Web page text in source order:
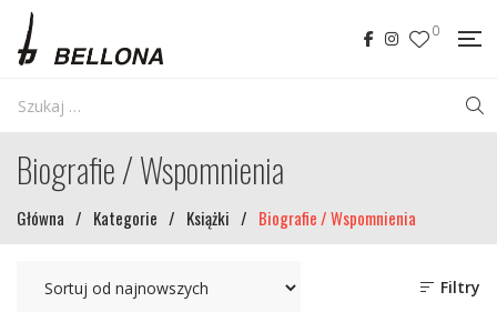
0
Biografie / Wspomnienia
Główna / Kategorie / Książki / Biografie / Wspomnienia
Filtry